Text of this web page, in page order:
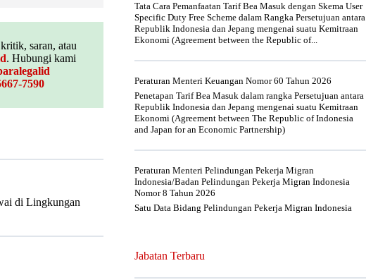
saran, atau
. Hubungi kami
7590
di Lingkungan
Tata Cara Pemanfaatan Tarif Bea Masuk dengan Skema User
Specific Duty Free Scheme dalam Rangka Persetujuan antara
Republik Indonesia dan Jepang mengenai suatu Kemitraan
Ekonomi (Agreement between the Republic of...
Peraturan Menteri Keuangan Nomor 60 Tahun 2026
Penetapan Tarif Bea Masuk dalam rangka Persetujuan antara
Republik Indonesia dan Jepang mengenai suatu Kemitraan
Ekonomi (Agreement between The Republic of Indonesia
and Japan for an Economic Partnership)
Peraturan Menteri Pelindungan Pekerja Migran
Indonesia/Badan Pelindungan Pekerja Migran Indonesia
Nomor 8 Tahun 2026
Satu Data Bidang Pelindungan Pekerja Migran Indonesia
Jabatan Terbaru